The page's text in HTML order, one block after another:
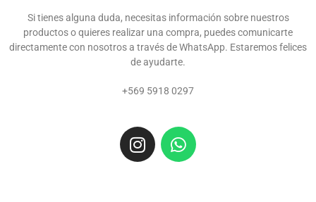
Si tienes alguna duda, necesitas información sobre nuestros
productos o quieres realizar una compra, puedes comunicarte
directamente con nosotros a través de WhatsApp. Estaremos felices
de ayudarte.
+569 5918 0297